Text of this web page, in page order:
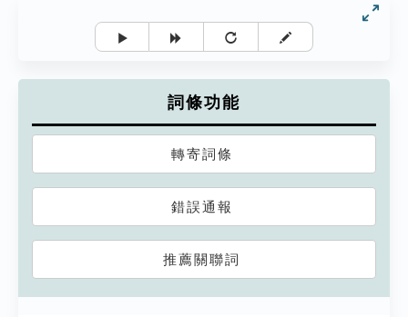
詞條功能
轉寄詞條
錯誤通報
推薦關聯詞